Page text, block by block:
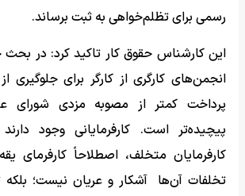
رسمی برای تظلم‌خواهی به ثبت برساند.
این کارشناس حقوق کار تاکید کرد: در
انجمن‌های کارگری از کارگر برای جلوگیری
پرداخت کمتر از مصوبه مزدی شورای
پیچیده‌تر است. کارفرمایانی وجود
کارفرمایان متخلف، اصطلاحاً کارفرمای
تخلفات آن‌ها آشکار و عریان نیست؛ بلکه